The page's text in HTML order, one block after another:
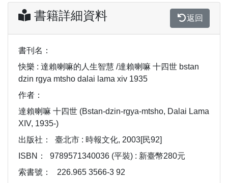
書籍詳細資料 返回
書刊名：
快樂 : 達賴喇嘛的人生智慧 /達賴喇嘛 十四世 bstan
dzin rgya mtsho dalai lama xiv 1935
作者：
達賴喇嘛 十四世 (Bstan-dzin-rgya-mtsho, Dalai Lama
XIV, 1935-)
出版社：
臺北市 : 時報文化, 2003[民92]
ISBN：
9789571340036 (平裝) : 新臺幣280元
索書號：
226.965 3566-3 92